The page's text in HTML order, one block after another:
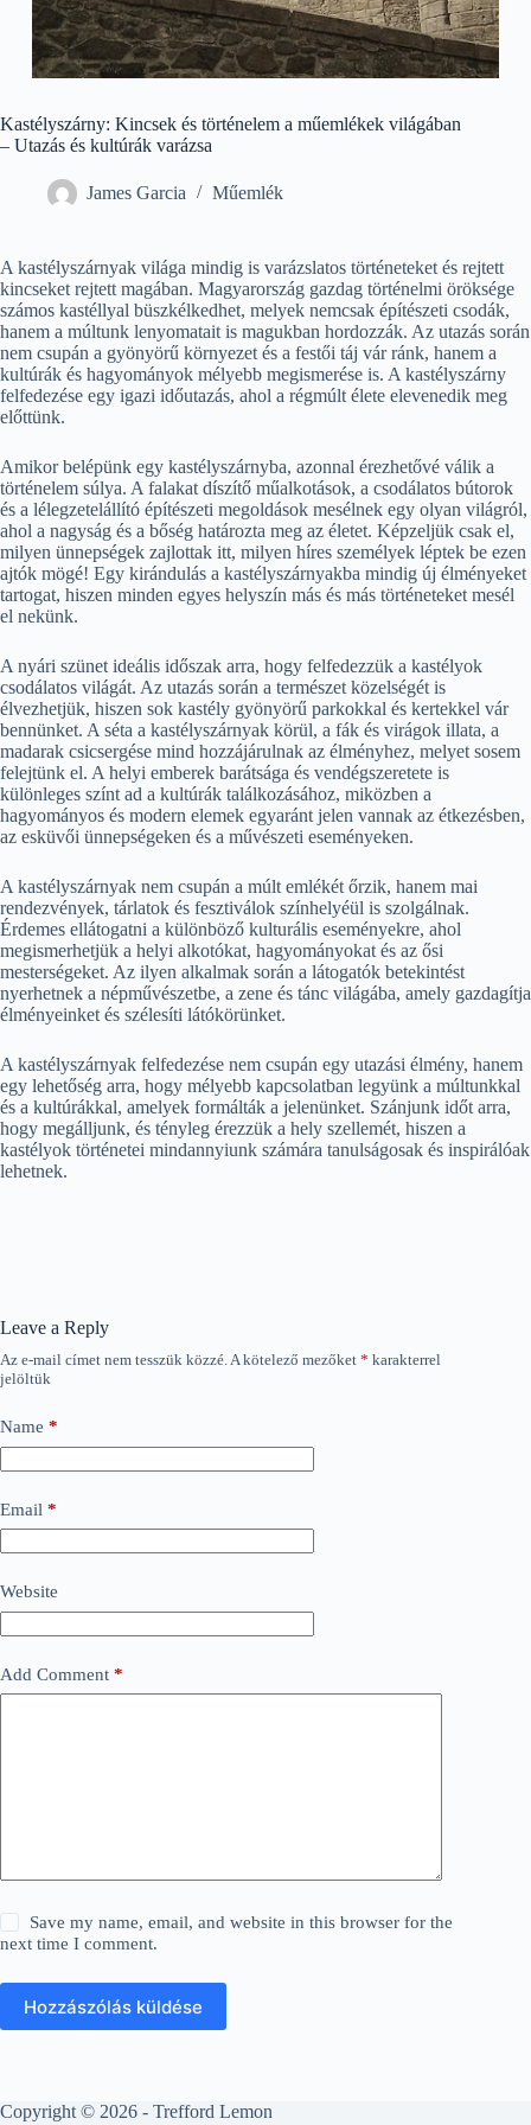
Kastélyszárny: Kincsek és történelem a műemlékek világában
– Utazás és kultúrák varázsa
James Garcia Műemlék
A kastélyszárnyak világa mindig is varázslatos történeteket és rejtett
kincseket rejtett magában. Magyarország gazdag történelmi öröksége
számos kastéllyal büszkélkedhet, melyek nemcsak építészeti csodák,
hanem a múltunk lenyomatait is magukban hordozzák. Az utazás során
nem csupán a gyönyörű környezet és a festői táj vár ránk, hanem a
kultúrák és hagyományok mélyebb megismerése is. A kastélyszárny
felfedezése egy igazi időutazás, ahol a régmúlt élete elevenedik meg
előttünk.
Amikor belépünk egy kastélyszárnyba, azonnal érezhetővé válik a
történelem súlya. A falakat díszítő műalkotások, a csodálatos bútorok
és a lélegzetelállító építészeti megoldások mesélnek egy olyan világról,
ahol a nagyság és a bőség határozta meg az életet. Képzeljük csak el,
milyen ünnepségek zajlottak itt, milyen híres személyek léptek be ezen
ajtók mögé! Egy kirándulás a kastélyszárnyakba mindig új élményeket
tartogat, hiszen minden egyes helyszín más és más történeteket mesél
el nekünk.
A nyári szünet ideális időszak arra, hogy felfedezzük a kastélyok
csodálatos világát. Az utazás során a természet közelségét is
élvezhetjük, hiszen sok kastély gyönyörű parkokkal és kertekkel vár
bennünket. A séta a kastélyszárnyak körül, a fák és virágok illata, a
madarak csicsergése mind hozzájárulnak az élményhez, melyet sosem
felejtünk el. A helyi emberek barátsága és vendégszeretete is
különleges színt ad a kultúrák találkozásához, miközben a
hagyományos és modern elemek egyaránt jelen vannak az étkezésben,
az esküvői ünnepségeken és a művészeti eseményeken.
A kastélyszárnyak nem csupán a múlt emlékét őrzik, hanem mai
rendezvények, tárlatok és fesztiválok színhelyéül is szolgálnak.
Érdemes ellátogatni a különböző kulturális eseményekre, ahol
megismerhetjük a helyi alkotókat, hagyományokat és az ősi
mesterségeket. Az ilyen alkalmak során a látogatók betekintést
nyerhetnek a népművészetbe, a zene és tánc világába, amely gazdagítja
élményeinket és szélesíti látókörünket.
A kastélyszárnyak felfedezése nem csupán egy utazási élmény, hanem
egy lehetőség arra, hogy mélyebb kapcsolatban legyünk a múltunkkal
és a kultúrákkal, amelyek formálták a jelenünket. Szánjunk időt arra,
hogy megálljunk, és tényleg érezzük a hely szellemét, hiszen a
kastélyok történetei mindannyiunk számára tanulságosak és inspirálóak
lehetnek.
Leave a Reply
Az e-mail címet nem tesszük közzé.A kötelező mezőket * karakterrel
jelöltük
Name *
Email *
Website
Add Comment *
Save my name, email, and website in this browser for the
next time I comment.
Hozzászólás küldése
Copyright © 2026 - Trefford Lemon